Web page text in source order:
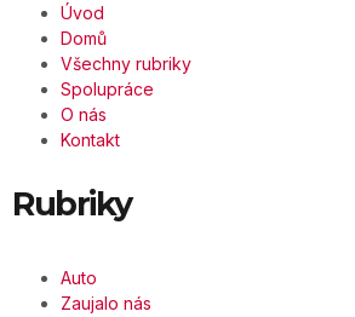
Úvod
Domů
Všechny rubriky
Spolupráce
O nás
Kontakt
Rubriky
Auto
Zaujalo nás